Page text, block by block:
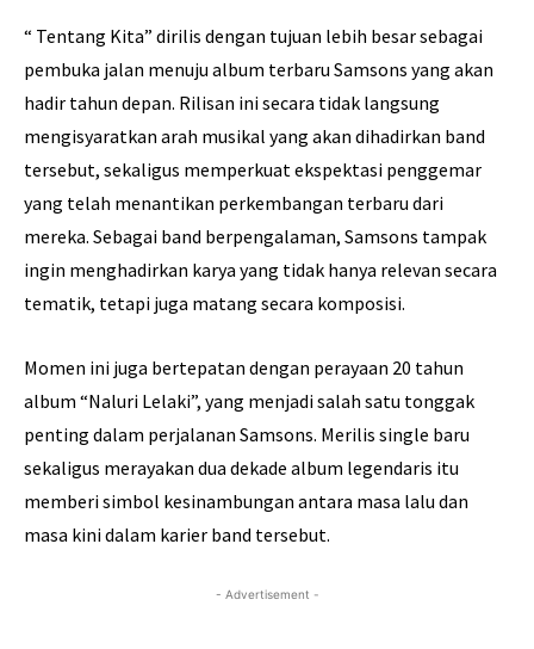
“ Tentang Kita” dirilis dengan tujuan lebih besar sebagai
pembuka jalan menuju album terbaru Samsons yang akan
hadir tahun depan. Rilisan ini secara tidak langsung
mengisyaratkan arah musikal yang akan dihadirkan band
tersebut, sekaligus memperkuat ekspektasi penggemar
yang telah menantikan perkembangan terbaru dari
mereka. Sebagai band berpengalaman, Samsons tampak
ingin menghadirkan karya yang tidak hanya relevan secara
tematik, tetapi juga matang secara komposisi.
Momen ini juga bertepatan dengan perayaan 20 tahun
album “Naluri Lelaki”, yang menjadi salah satu tonggak
penting dalam perjalanan Samsons. Merilis single baru
sekaligus merayakan dua dekade album legendaris itu
memberi simbol kesinambungan antara masa lalu dan
masa kini dalam karier band tersebut.
- Advertisement -